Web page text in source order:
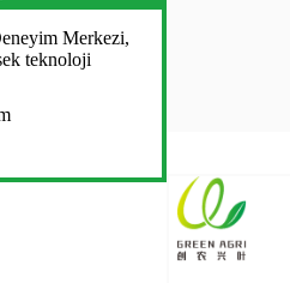
Merkezi,
teknoloji